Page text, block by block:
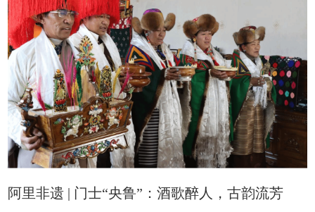
原共生的起点在漫长的时间尺度上，这片土地的意义，早已
被写入人类历史之中。距今五千到三千年之间的梅龙达普洞
穴遗址，是青藏高原腹地发现的首个史前人类洞穴遗址。...
阿里非遗 | 门士“央鲁”：酒歌醉人，古韵流芳